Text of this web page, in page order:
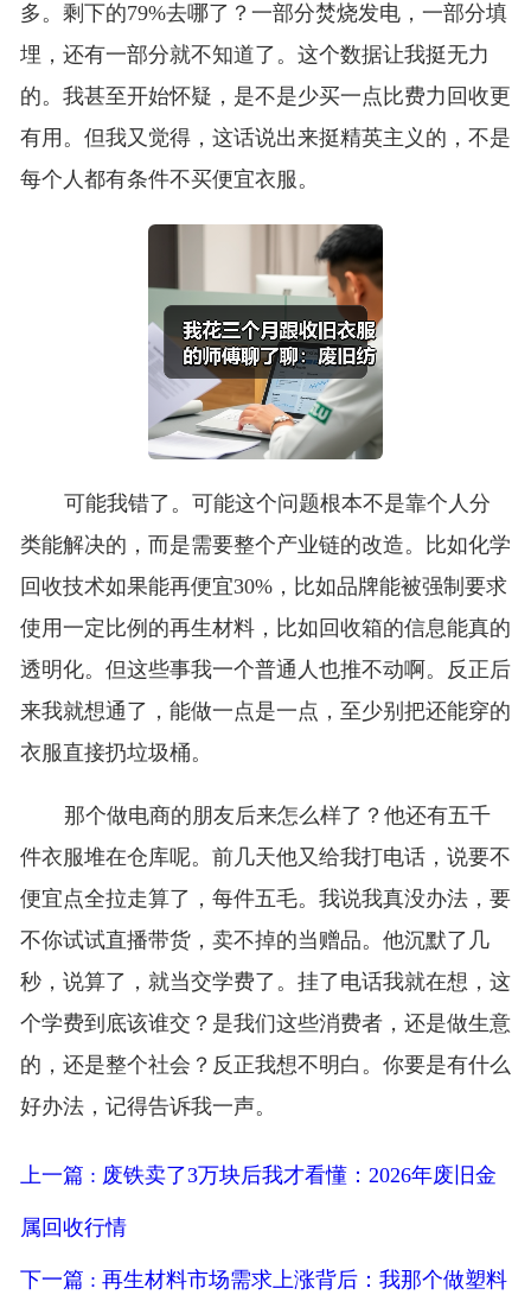
多。剩下的79%去哪了？一部分焚烧发电，一部分填
埋，还有一部分就不知道了。这个数据让我挺无力
的。我甚至开始怀疑，是不是少买一点比费力回收更
有用。但我又觉得，这话说出来挺精英主义的，不是
每个人都有条件不买便宜衣服。
可能我错了。可能这个问题根本不是靠个人分
类能解决的，而是需要整个产业链的改造。比如化学
回收技术如果能再便宜30%，比如品牌能被强制要求
使用一定比例的再生材料，比如回收箱的信息能真的
透明化。但这些事我一个普通人也推不动啊。反正后
来我就想通了，能做一点是一点，至少别把还能穿的
衣服直接扔垃圾桶。
那个做电商的朋友后来怎么样了？他还有五千
件衣服堆在仓库呢。前几天他又给我打电话，说要不
便宜点全拉走算了，每件五毛。我说我真没办法，要
不你试试直播带货，卖不掉的当赠品。他沉默了几
秒，说算了，就当交学费了。挂了电话我就在想，这
个学费到底该谁交？是我们这些消费者，还是做生意
的，还是整个社会？反正我想不明白。你要是有什么
好办法，记得告诉我一声。
上一篇 : 废铁卖了3万块后我才看懂：2026年废旧金
属回收行情
下一篇 : 再生材料市场需求上涨背后：我那个做塑料